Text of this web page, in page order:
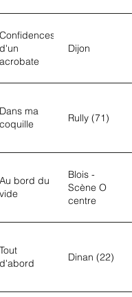
Confidences
d'un
acrobate
Dijon
Dans ma
coquille
Rully (71)
Au bord du
vide
Blois -
Scène O
centre
Tout
d'abord
Dinan (22)